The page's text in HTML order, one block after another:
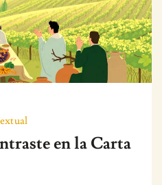
en la Carta